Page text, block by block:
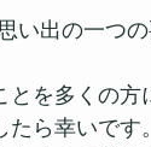
い出の一つ
を多くの方
ら幸いです。